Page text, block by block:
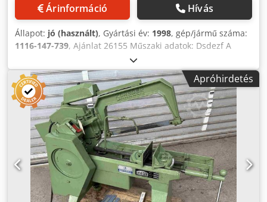
Árinformáció Hívás
Állapot: jó (használt), Gyártási év: 1998, gép/jármű száma:
1116-147-739, Ajánlat 26155 Műszaki adatok: Dsdezf A
Dyjpfx Ahiekr - Elektrohirdraulikus fűrészkeret emelés-
süllyesztés - Fűrészlap mérete: 400 x 30 x 1,5 mm -
Vágástartomány 90°-nál: kör alakú kb. 210 mm, lapos kb.
240 x 190 mm, négyzetes kb. 210 x 210 mm -
Vágástartomány 45°-nál: kör alakú kb. 150 mm, lapos kb.
150 x 100 mm vagy kb. 130 x 210 mm, négyzetes kb. 145 x
145 mm - Lökethosszak és vágási sebességek
szabályozhatók - Löketszám: 62 / 125 lökés/perc - Átlagos
vágási sebesség: 16 / 32 m/perc - Szögállítható satu, max.
nyitási szélesség 260 mm - Elektromotoros hűtőfolyadék-
berendezés - Hajtás: 400 V / 1,1 kW - Helyigény kb. Sz 500 x
M 1250 x Mé 1200 mm - Súly kb. 180 kg
Apróhirdetés